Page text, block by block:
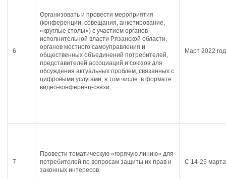
6
Организовать и провести мероприятия
(конференции, совещания, анкетирование,
«круглые столы») с участием органов
исполнительной власти Рязанской области,
органов местного самоуправления и
общественных объединений потребителей,
представителей ассоциаций и союзов для
обсуждения актуальных проблем, связанных с
цифровыми услугами, в том числе в формате
видео-конференц-связи
Март 2022
7
Провести тематическую «горячую линию» для
потребителей по вопросам защиты их прав и
законных интересов
С 14-25 марта